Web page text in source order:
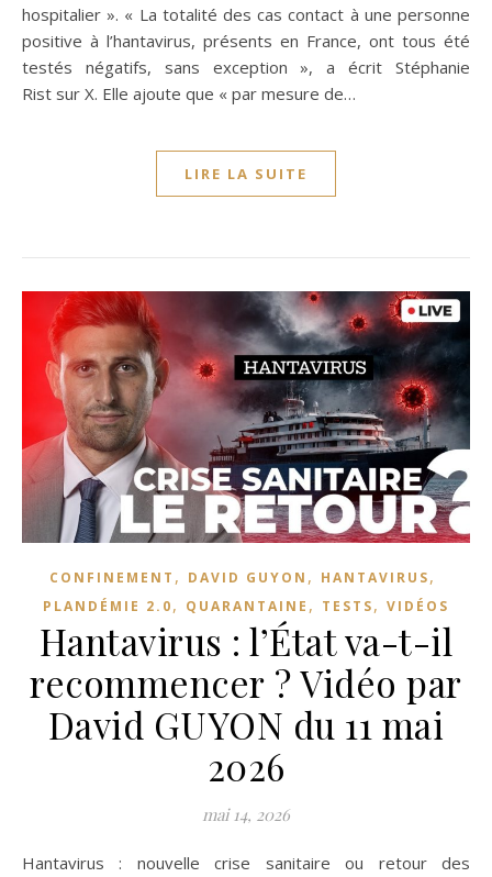
hospitalier ». « La totalité des cas contact à une personne
positive à l’hantavirus, présents en France, ont tous été
testés négatifs, sans exception », a écrit Stéphanie
Rist sur X. Elle ajoute que « par mesure de…
LIRE LA SUITE
CONFINEMENT , DAVID GUYON , HANTAVIRUS,
PLANDÉMIE 2.0, QUARANTAINE , TESTS, VIDÉOS
Hantavirus : l’État va-t-il
recommencer ? Vidéo par
David GUYON du 11 mai
2026
mai 14, 2026
Hantavirus : nouvelle crise sanitaire ou retour des